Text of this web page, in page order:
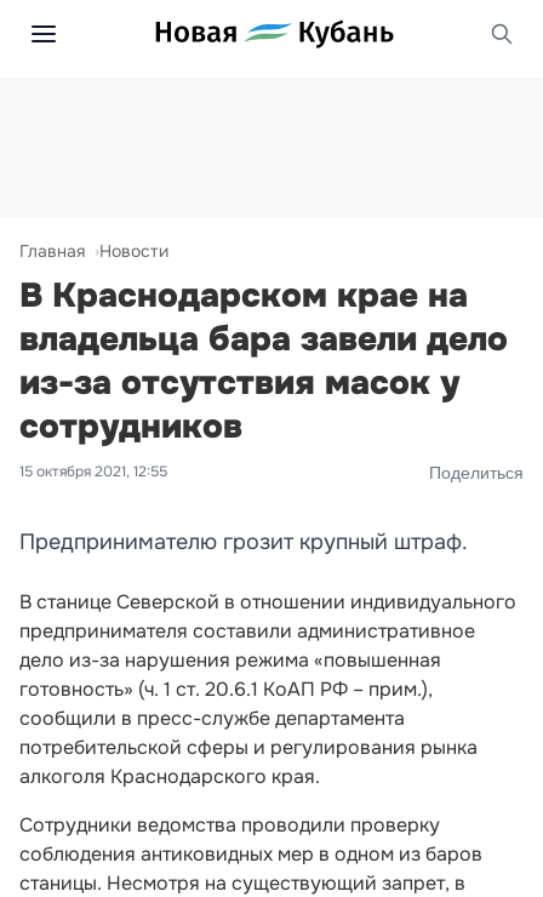
Главная Новости
В Краснодарском крае на
владельца бара завели дело
из-за отсутствия масок у
сотрудников
15 октября 2021, 12:55 Поделиться
Предпринимателю грозит крупный штраф.
В станице Северской в отношении индивидуального
предпринимателя составили административное
дело из-за нарушения режима «повышенная
готовность» (ч. 1 ст. 20.6.1 КоАП РФ – прим.),
сообщили в пресс-службе департамента
потребительской сферы и регулирования рынка
алкоголя Краснодарского края.
Сотрудники ведомства проводили проверку
соблюдения антиковидных мер в одном из баров
станицы. Несмотря на существующий запрет, в